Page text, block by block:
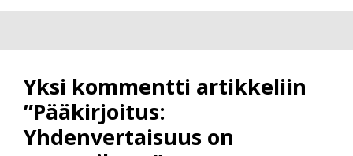
Yksi kommentti artikkeliin
”Pääkirjoitus:
Yhdenvertaisuus on